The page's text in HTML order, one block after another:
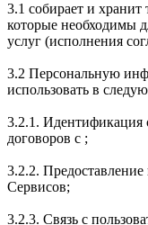
3.1 собирает и хранит
которые необходимы
услуг (исполнения
3.2 Персональную
использовать в
3.2.1. Идентификация
договоров с ;
3.2.2.
Сервисов;
3.2.3. Связь с